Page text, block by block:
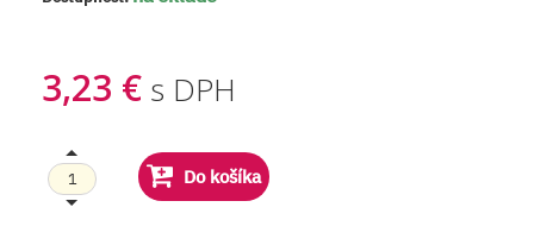
3,23 € s DPH
Do košíka